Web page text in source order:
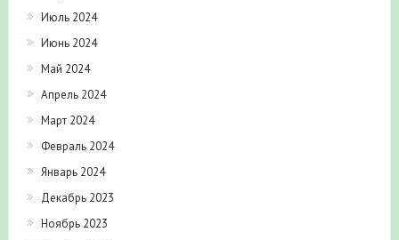
Июль 2024
Июнь 2024
Май 2024
Апрель 2024
Март 2024
Февраль 2024
Январь 2024
Декабрь 2023
Ноябрь 2023